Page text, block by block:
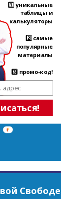
1️⃣ уникальные
таблицы и
калькуляторы
2️⃣ самые
популярные
материалы
3️⃣ промо-код!
Свободе